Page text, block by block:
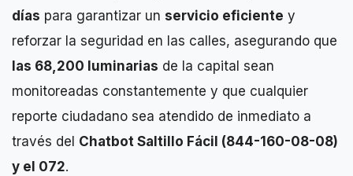
días para garantizar un servicio eficiente y
reforzar la seguridad en las calles, asegurando que
las 68,200 luminarias de la capital sean
monitoreadas constantemente y que cualquier
reporte ciudadano sea atendido de inmediato a
través del Chatbot Saltillo Fácil (844-160-08-08)
y el 072.